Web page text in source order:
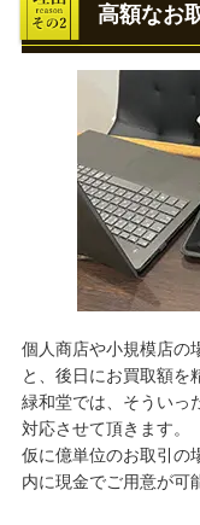
高額なお
個人商店や小規模店の
と、後日にお買取額を
緑和堂では、そういっ
対応させて頂きます。
仮に億単位のお取引の
内に現金でご用意が可